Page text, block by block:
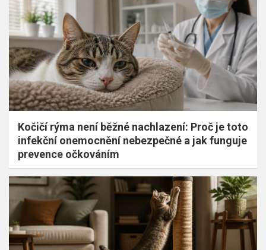
Kočičí rýma není běžné nachlazení: Proč je toto
infekční onemocnění nebezpečné a jak funguje
prevence očkováním